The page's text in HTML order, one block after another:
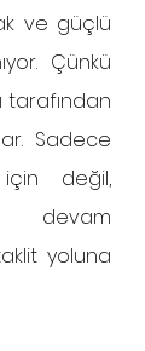
ve güçlü
Çünkü
tarafından
Sadece
için değil,
devam
yoluna